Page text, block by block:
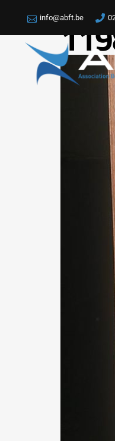
info@abft.be